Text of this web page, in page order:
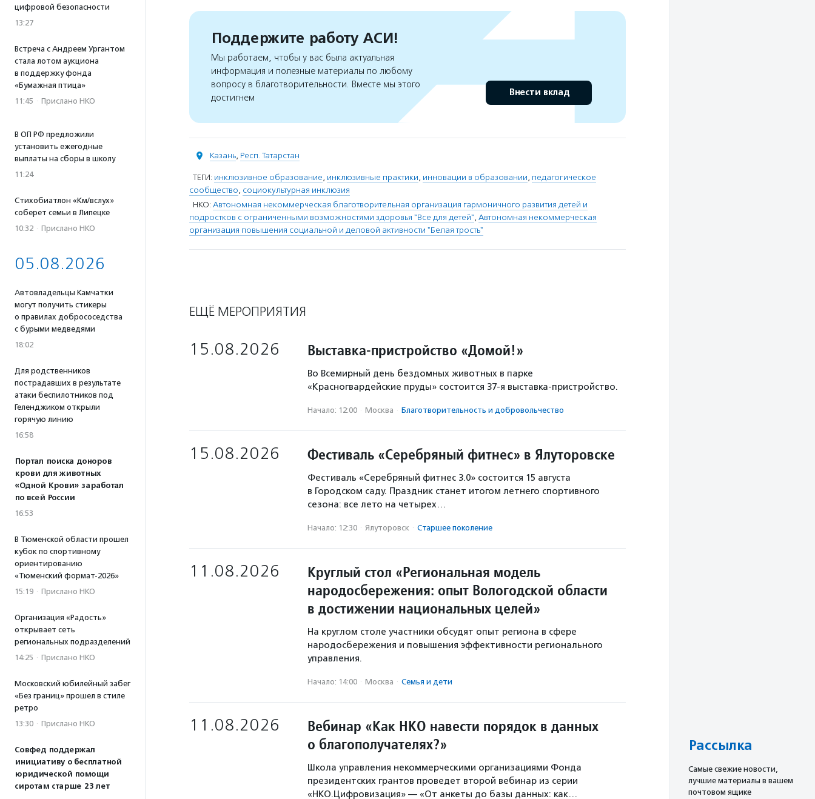
цифровой безопасности
13:27
Встреча с Андреем Ургантом
стала лотом аукциона
в поддержку фонда
«Бумажная птица»
11:45 · Прислано НКО
В ОП РФ предложили
установить ежегодные
выплаты на сборы в школу
11:24
Стихобиатлон «Км/вслух»
соберет семьи в Липецке
10:32 · Прислано НКО
05.08.2026
Автовладельцы Камчатки
могут получить стикеры
о правилах добрососедства
с бурыми медведями
18:02
Для родственников
пострадавших в результате
атаки беспилотников под
Геленджиком открыли
горячую линию
16:58
Портал поиска доноров
крови для животных
«Одной Крови» заработал
по всей России
16:53
В Тюменской области прошел
кубок по спортивному
ориентированию
«Тюменский формат-2026»
15:19 · Прислано НКО
Организация «Радость»
открывает сеть
региональных подразделений
14:25 · Прислано НКО
Московский юбилейный забег
«Без границ» прошел в стиле
ретро
13:30 · Прислано НКО
Совфед поддержал
инициативу о бесплатной
юридической помощи
сиротам старше 23 лет
Поддержите работу АСИ!
Мы работаем, чтобы у вас была актуальная
информация и полезные материалы по любому
вопросу в благотворительности. Вместе мы этого
достигнем
Внести вклад
Казань, Респ. Татарстан
ТЕГИ: инклюзивное образование, инклюзивные практики, инновации в образовании, педагогическое
сообщество, социокультурная инклюзия
НКО: Автономная некоммерческая благотворительная организация гармоничного развития детей и
подростков с ограниченными возможностями здоровья "Все для детей", Автономная некоммерческая
организация повышения социальной и деловой активности "Белая трость"
ЕЩЁ МЕРОПРИЯТИЯ
15.08.2026 Выставка-пристройство «Домой!»
Во Всемирный день бездомных животных в парке
«Красногвардейские пруды» состоится 37-я выставка-пристройство.
Начало: 12:00 · Москва · Благотвори­тель­ность и доброволь­чест­во
15.08.2026 Фестиваль «Серебряный фитнес» в Ялуторовске
Фестиваль «Серебряный фитнес 3.0» состоится 15 августа
в Городском саду. Праздник станет итогом летнего спортивного
сезона: все лето на четырех…
Начало: 12:30 · Ялуторовск · Старшее поколение
11.08.2026
Круглый стол «Региональная модель
народосбережения: опыт Вологодской области
в достижении национальных целей»
На круглом столе участники обсудят опыт региона в сфере
народосбережения и повышения эффективности регионального
управления.
Начало: 14:00 · Москва · Семья и дети
11.08.2026
Вебинар «Как НКО навести порядок в данных
о благополучателях?»
Школа управления некоммерческими организациями Фонда
президентских грантов проведет второй вебинар из серии
«НКО.Цифровизация» — «От анкеты до базы данных: как…
Рассылка
Cамые свежие новости,
лучшие материалы в вашем
почтовом ящике